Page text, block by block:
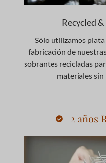
Recycled
Sólo utilizamos
fabricación de
sobrantes recicladas
materiales sin
2 años